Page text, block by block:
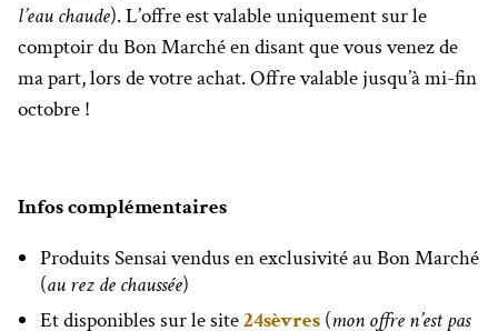
l’eau chaude). L’offre est valable uniquement sur le
comptoir du Bon Marché en disant que vous venez de
ma part, lors de votre achat. Offre valable jusqu’à mi-fin
octobre !
Infos complémentaires
Produits Sensai vendus en exclusivité au Bon Marché
(au rez de chaussée)
Et disponibles sur le site24sèvres (mon offre n’est pas